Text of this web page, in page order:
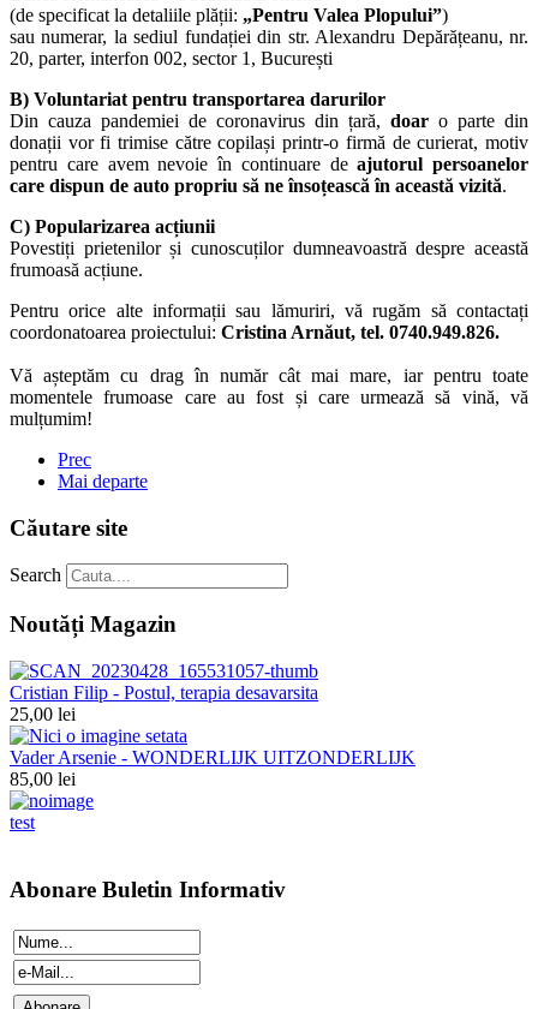
(de specificat la detaliile plății: „Pentru Valea Plopului”)
sau numerar, la sediul fundației din str. Alexandru Depărățeanu, nr.
20, parter, interfon 002, sector 1, București
B) Voluntariat pentru transportarea darurilor
Din cauza pandemiei de coronavirus din țară, doar o parte din
donații vor fi trimise către copilași printr-o firmă de curierat, motiv
pentru care avem nevoie în continuare deajutorul persoanelor
care dispun de auto propriu să ne însoțească în această vizită.
C) Popularizarea acțiunii
Povestiți prietenilor și cunoscuților dumneavoastră despre această
frumoasă acțiune.
Pentru orice alte informații sau lămuriri, vă rugăm să contactați
coordonatoarea proiectului: Cristina Arnăut, tel. 0740.949.826.
Vă așteptăm cu drag în număr cât mai mare, iar pentru toate
momentele frumoase care au fost și care urmează să vină, vă
mulțumim!
Prec
Mai departe
Căutare site
Search
Noutăți Magazin
Cristian Filip - Postul, terapia desavarsita
25,00 lei
Vader Arsenie - WONDERLIJK UITZONDERLIJK
85,00 lei
test
Abonare Buletin Informativ